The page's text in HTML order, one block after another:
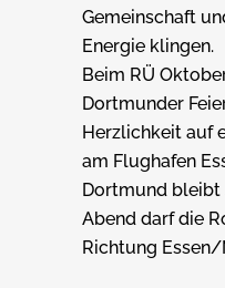
Gemeinschaft
Energie klingen.
Beim RÜ
Dortmunder
Herzlichkeit auf
am Flughafen
Dortmund bleibt
Abend darf die
Richtung